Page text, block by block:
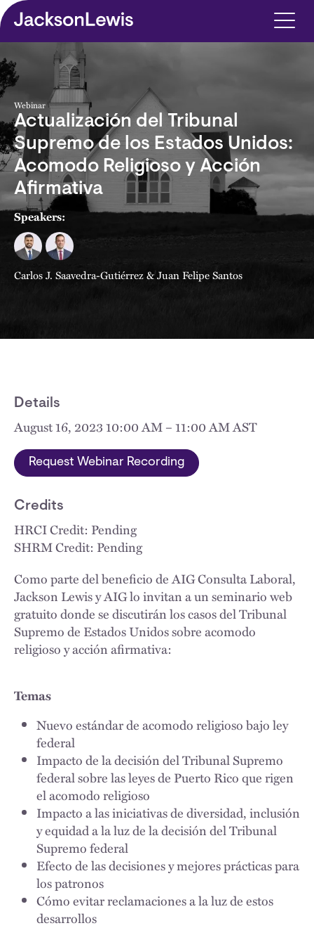
Skip to main content
Webinar
Actualización del Tribunal
Supremo de los Estados Unidos:
Acomodo Religioso y Acción
Afirmativa
Speakers:
Carlos J. Saavedra-Gutiérrez&Juan Felipe Santos
Details
August 16, 2023 10:00 AM – 11:00 AM AST
Request Webinar Recording
Credits
HRCI Credit: Pending
SHRM Credit: Pending
Como parte del beneficio de AIG Consulta Laboral,
Jackson Lewis y AIG lo invitan a un seminario web
gratuito donde se discutirán los casos del Tribunal
Supremo de Estados Unidos sobre acomodo
religioso y acción afirmativa:
Temas
Nuevo estándar de acomodo religioso bajo ley
federal
Impacto de la decisión del Tribunal Supremo
federal sobre las leyes de Puerto Rico que rigen
el acomodo religioso
Impacto a las iniciativas de diversidad, inclusión
y equidad a la luz de la decisión del Tribunal
Supremo federal
Efecto de las decisiones y mejores prácticas para
los patronos
Cómo evitar reclamaciones a la luz de estos
desarrollos